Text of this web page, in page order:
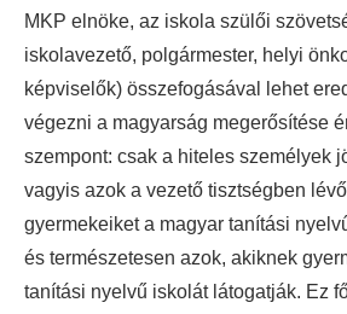
MKP elnöke, az iskola szülői
iskolavezető, polgármester, helyi
képviselők) összefogásával lehet
végezni a magyarság megerősítése
szempont: csak a hiteles személyek
vagyis azok a vezető tisztségben
gyermekeiket a magyar tanítási
és természetesen azok, akiknek
tanítási nyelvű iskolát látogatják. Ez